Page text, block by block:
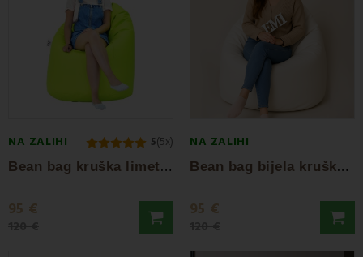
NA ZALIHI 5(5x)
B
ean bag kruška limeta EMI
95 €
NA ZALIHI
B
ean bag bijela kruška EMI
95 €